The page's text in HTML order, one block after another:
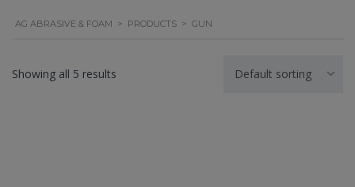
AG ABRASIVE & FOAM > PRODUCTS > GUN
Showing all 5 results Default sorting